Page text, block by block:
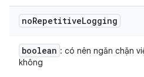
noRepetitiveLogging
boolean : có nên ngăn chặn
không